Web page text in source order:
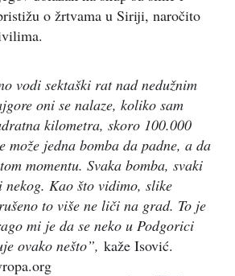
o žrtvama u Siriji, naročito
vodi sektaški rat nad nedužnim
oni se nalaze, koliko sam
kilometra, skoro 100.000
može jedna bomba da padne, a da
momentu. Svaka bomba, svaki
nekog. Kao što vidimo, slike
to više ne liči na grad. To je
mi je da se neko u Podgorici
ovako nešto”, kaže Isović.